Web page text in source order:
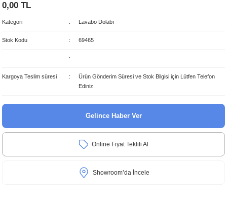
0,00 TL
Kategori Lavabo Dolabı
Stok Kodu 69465
Kargoya Teslim süresi
Ürün Gönderim Süresi ve Stok Bilgisi için Lütfen Telefon
Ediniz.
Gelince Haber Ver
Online Fiyat Teklifi Al
Showroom’da İncele